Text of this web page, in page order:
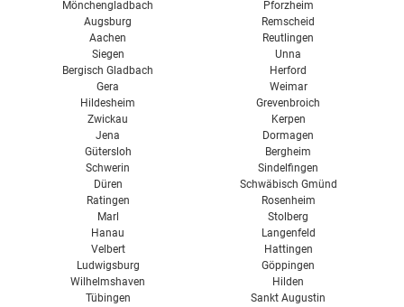
Mönchengladbach
Augsburg
Aachen
Pforzheim
Remscheid
Reutlingen
Siegen
Bergisch Gladbach
Gera
Hildesheim
Zwickau
Jena
Gütersloh
Schwerin
Düren
Ratingen
Marl
Hanau
Velbert
Ludwigsburg
Wilhelmshaven
Tübingen
Unna
Herford
Weimar
Grevenbroich
Kerpen
Dormagen
Bergheim
Sindelfingen
Schwäbisch Gmünd
Rosenheim
Stolberg
Langenfeld
Hattingen
Göppingen
Hilden
Sankt Augustin